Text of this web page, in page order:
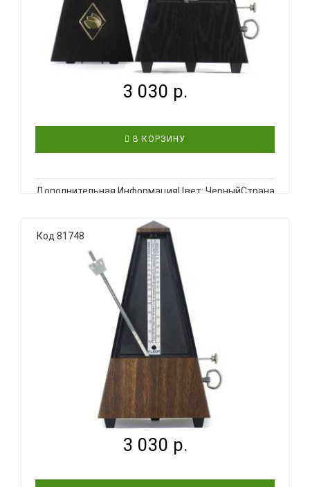
FLEOR M00002-1 - МЕТРОНОМ
3 030 р.
В КОРЗИНУ
Дополнительная ИнформацияЦвет: ЧерныйСтрана
Метроном механический, цвет черный..
Код 81748
FLEOR M00002-2 - МЕТРОНОМ
3 030 р.